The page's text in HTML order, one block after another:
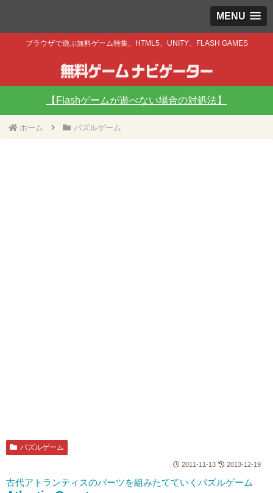
MENU
ブラウザで遊ぶ無料ゲーム特集。HTML5、UNITY、FLASH GAMES
【Flashゲームが遊べない場合の対処法】
ホーム パズルゲーム
パズルゲーム
2011-11-13 2013-12-19
古代アトランティスのパーツを組みたてていくパズルゲーム